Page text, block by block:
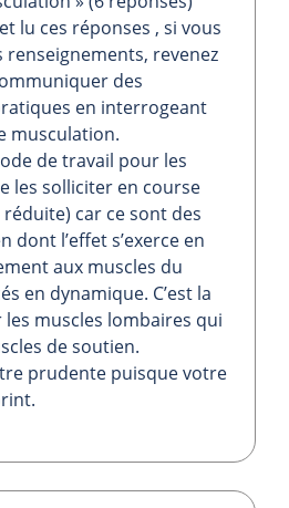
lu ces réponses , si vous
renseignements, revenez
des
en interrogeant
musculation.
de travail pour les
les solliciter en course
car ce sont des
dont l’effet s’exerce en
aux muscles du
en dynamique. C’est la
muscles lombaires qui
de soutien.
prudente puisque votre